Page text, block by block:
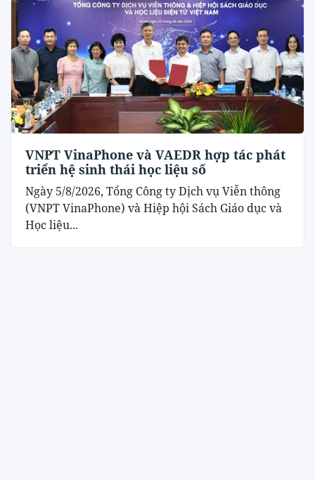
VNPT VinaPhone và VAEDR hợp tác phát
triển hệ sinh thái học liệu số
Ngày 5/8/2026, Tổng Công ty Dịch vụ Viễn thông
(VNPT VinaPhone) và Hiệp hội Sách Giáo dục và
Học liệu...